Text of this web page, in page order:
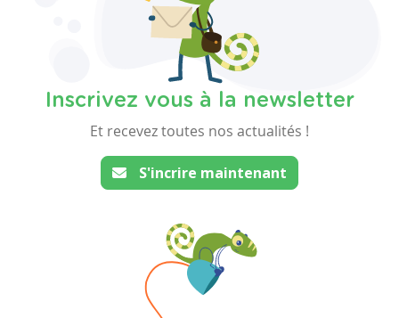
Inscrivez vous à la newsletter
Et recevez toutes nos actualités !
S'incrire maintenant